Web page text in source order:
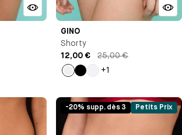
GINO
Shorty
12,00 €
25,00 €
+1
-20% supp. dès 3 Petits Prix